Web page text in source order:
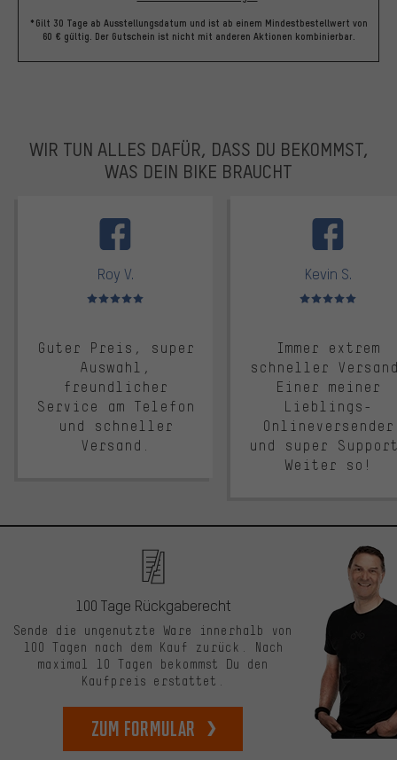
*Gilt 30 Tage ab Ausstellungsdatum und ist ab einem Mindestbestellwert von
60 € gültig. Der Gutschein ist nicht mit anderen Aktionen kombinierbar.
WIR TUN ALLES DAFÜR, DASS DU BEKOMMST,
WAS DEIN BIKE BRAUCHT
Roy V.
Bewertungen: 5 von 5
Guter Preis, super
Auswahl,
freundlicher
Service am Telefon
und schneller
Versand.
Kevin S.
Bewertungen: 5 von 5
Immer extrem
schneller
Einer meiner
Lieblings-
Onlineversender
und super
Weiter so!
100 Tage Rückgaberecht
Sende die ungenutzte Ware innerhalb von
100 Tagen nach dem Kauf zurück. Nach
maximal 10 Tagen bekommst Du den
Kaufpreis erstattet.
zum Formular